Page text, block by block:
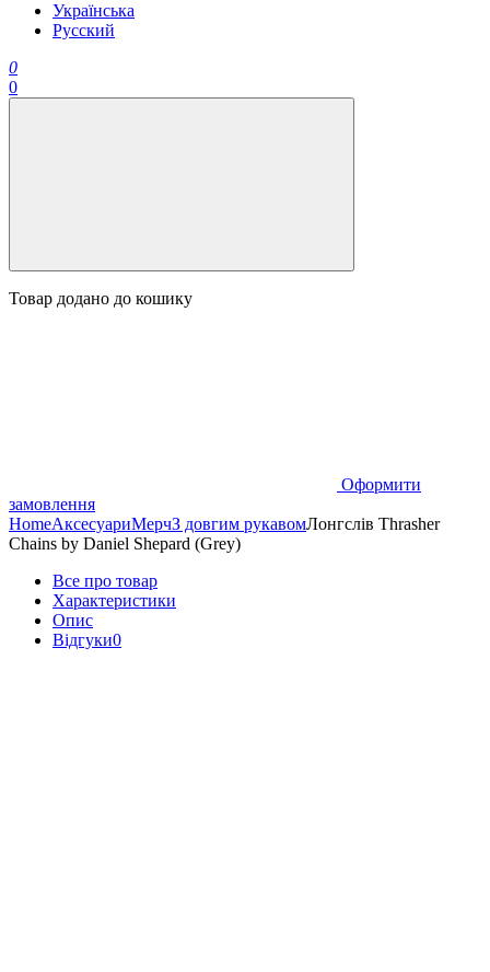
Українська
Русский
0
0
Товар додано до кошику
Оформити
замовлення
HomeАксесуариМерчЗ довгим рукавомЛонгслів Thrasher
Chains by Daniel Shepard (Grey)
Все про товар
Характеристики
Опис
Відгуки0